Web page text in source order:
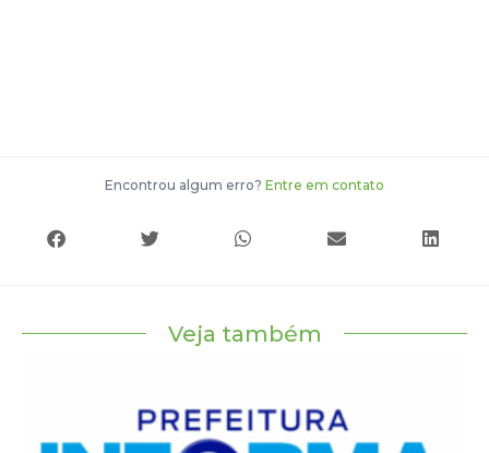
Encontrou algum erro? Entre em contato
Veja também